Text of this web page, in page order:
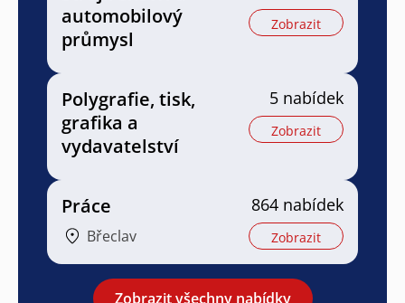
automobilový
průmysl
Zobrazit
Polygrafie, tisk,
grafika a
vydavatelství
5 nabídek
Zobrazit
Práce
Břeclav
864 nabídek
Zobrazit
Zobrazit všechny nabídky